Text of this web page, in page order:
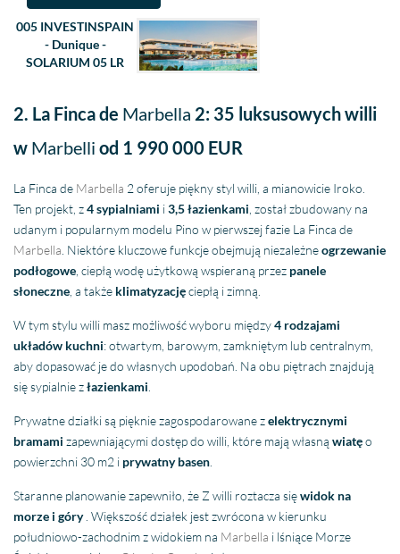
005 INVESTINSPAIN
- Dunique -
SOLARIUM 05 LR
2. La Finca de Marbella 2: 35 luksusowych willi
w Marbelli od 1 990 000 EUR
La Finca de Marbella 2 oferuje piękny styl willi, a mianowicie Iroko.
Ten projekt, z4 sypialniami i3,5 łazienkami , został zbudowany na
udanym i popularnym modelu Pino w pierwszej fazie La Finca de
Marbella . Niektóre kluczowe funkcje obejmują niezależneogrzewanie
podłogowe , ciepłą wodę użytkową wspieraną przez panele
słoneczne , a także klimatyzacjęciepłą i zimną.
W tym stylu willi masz możliwość wyboru między4 rodzajami
układów kuchni: otwartym, barowym, zamkniętym lub centralnym,
aby dopasować je do własnych upodobań. Na obu piętrach znajdują
się sypialnie złazienkami
Prywatne działki są pięknie zagospodarowane zelektrycznymi
bramami zapewniającymi dostęp do willi, które mają własnąwiatęo
powierzchni 30 m2 i prywatny basen
Staranne planowanie zapewniło, że Z willi roztacza sięwidok na
morze i góry. Większość działek jest zwrócona w kierunku
południowo-zachodnim z widokiem na Marbella i lśniące Morze